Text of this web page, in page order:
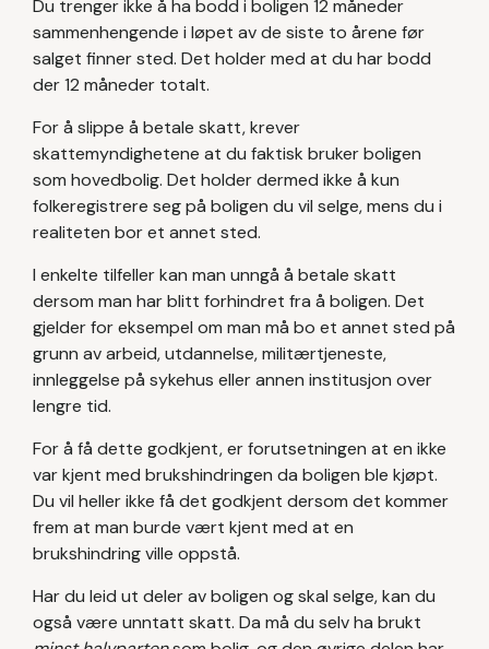
Du trenger ikke å ha bodd i boligen 12 måneder
sammenhengende i løpet av de siste to årene før
salget finner sted. Det holder med at du har bodd
der 12 måneder totalt.
For å slippe å betale skatt, krever
skattemyndighetene at du faktisk bruker boligen
som hovedbolig. Det holder dermed ikke å kun
folkeregistrere seg på boligen du vil selge, mens du i
realiteten bor et annet sted.
I enkelte tilfeller kan man unngå å betale skatt
dersom man har blitt forhindret fra å boligen. Det
gjelder for eksempel om man må bo et annet sted på
grunn av arbeid, utdannelse, militærtjeneste,
innleggelse på sykehus eller annen institusjon over
lengre tid.
For å få dette godkjent, er forutsetningen at en ikke
var kjent med brukshindringen da boligen ble kjøpt.
Du vil heller ikke få det godkjent dersom det kommer
frem at man burde vært kjent med at en
brukshindring ville oppstå.
Har du leid ut deler av boligen og skal selge, kan du
også være unntatt skatt. Da må du selv ha brukt